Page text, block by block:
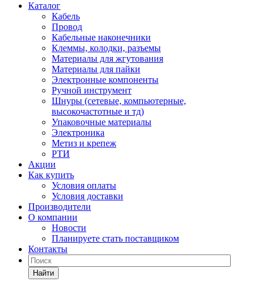
Каталог
Кабель
Провод
Кабельные наконечники
Клеммы, колодки, разъемы
Материалы для жгутования
Материалы для пайки
Электронные компоненты
Ручной инструмент
Шнуры (сетевые, компьютерные,
высокочастотные и тд)
Упаковочные материалы
Электроника
Метиз и крепеж
РТИ
Акции
Как купить
Условия оплаты
Условия доставки
Производители
О компании
Новости
Планируете стать поставщиком
Контакты
Найти